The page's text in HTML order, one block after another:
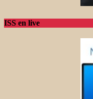
ISS en live